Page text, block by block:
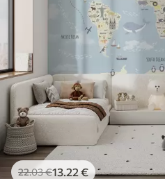
22.03€13.22 €